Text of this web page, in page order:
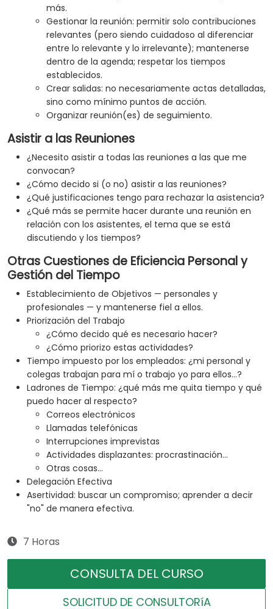
más.
Gestionar la reunión: permitir solo contribuciones
relevantes (pero siendo cuidadoso al diferenciar
entre lo relevante y lo irrelevante); mantenerse
dentro de la agenda; respetar los tiempos
establecidos.
Crear salidas: no necesariamente actas detalladas,
sino como mínimo puntos de acción.
Organizar reunión(es) de seguimiento.
Asistir a las Reuniones
¿Necesito asistir a todas las reuniones a las que me
convocan?
¿Cómo decido si (o no) asistir a las reuniones?
¿Qué justificaciones tengo para rechazar la asistencia?
¿Qué más se permite hacer durante una reunión en
relación con los asistentes, el tema que se está
discutiendo y los tiempos?
Otras Cuestiones de Eficiencia Personal y
Gestión del Tiempo
Establecimiento de Objetivos — personales y
profesionales — y mantenerse fiel a ellos.
Priorización del Trabajo
¿Cómo decido qué es necesario hacer?
¿Cómo priorizo estas actividades?
Tiempo impuesto por los empleados: ¿mi personal y
colegas trabajan para mí o trabajo yo para ellos...?
Ladrones de Tiempo: ¿qué más me quita tiempo y qué
puedo hacer al respecto?
Correos electrónicos
Llamadas telefónicas
Interrupciones imprevistas
Actividades displazantes: procrastinación...
Otras cosas...
Delegación Efectiva
Asertividad: buscar un compromiso; aprender a decir
"no" de manera efectiva.
7 Horas
CONSULTA DEL CURSO
SOLICITUD DE CONSULTORíA